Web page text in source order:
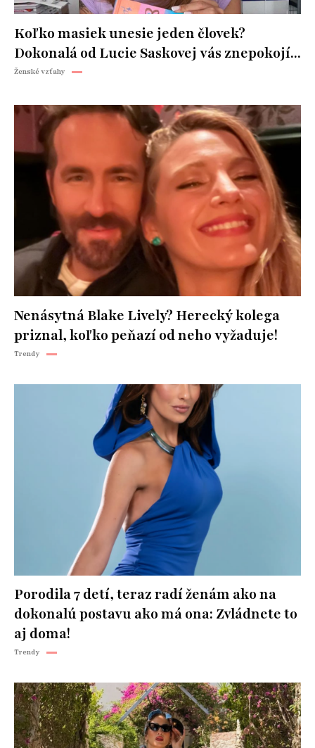
Koľko masiek unesie jeden človek?
Dokonalá od Lucie Saskovej vás znepokojí...
Ženské vzťahy
Nenásytná Blake Lively? Herecký kolega
priznal, koľko peňazí od neho vyžaduje!
Trendy
Porodila 7 detí, teraz radí ženám ako na
dokonalú postavu ako má ona: Zvládnete to
aj doma!
Trendy